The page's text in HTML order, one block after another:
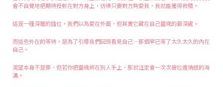
會不自覺地把期待投射在對方身上，彷彿只要對方夠愛我，我就能獲得救贖。
這是一種深層的錯位，我們以為愛在外面，但其實它藏在自己靈魂的最深處。
而這些外在的等待，是為了引導我們回頭看見自己—那個早已等了太久太久的內在
自己。
渴望本身不是罪，但若你把靈魂綁在別人手上，那就注定會一次次被拉進情感的海
溝。